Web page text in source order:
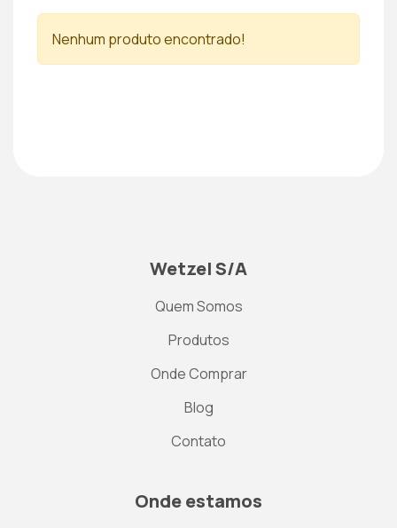
Nenhum produto encontrado!
Wetzel S/A
Quem Somos
Produtos
Onde Comprar
Blog
Contato
Onde estamos